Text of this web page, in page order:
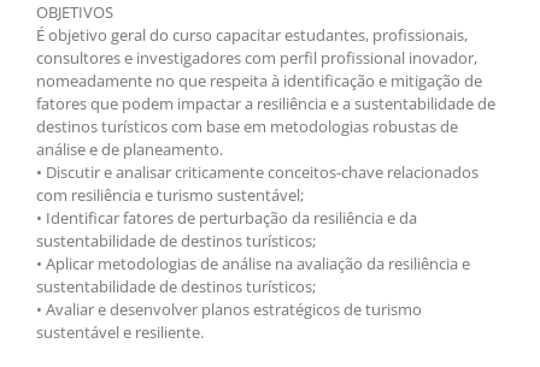
OBJETIVOS
É objetivo geral do curso capacitar estudantes, profissionais,
consultores e investigadores com perfil profissional inovador,
nomeadamente no que respeita à identificação e mitigação de
fatores que podem impactar a resiliência e a sustentabilidade de
destinos turísticos com base em metodologias robustas de
análise e de planeamento.
• Discutir e analisar criticamente conceitos-chave relacionados
com resiliência e turismo sustentável;
• Identificar fatores de perturbação da resiliência e da
sustentabilidade de destinos turísticos;
• Aplicar metodologias de análise na avaliação da resiliência e
sustentabilidade de destinos turísticos;
• Avaliar e desenvolver planos estratégicos de turismo
sustentável e resiliente.